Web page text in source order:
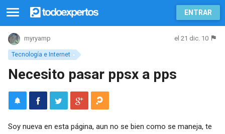
ENTRAR
Tecnología e Internet
myryamp el 21 dic. 10
Necesito pasar ppsx a pps
Soy nueva en esta página, aun no se bien como se maneja, te